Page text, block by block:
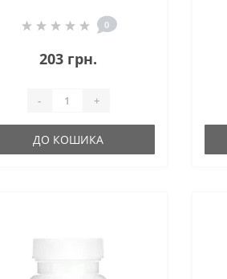
0
203 грн.
- +
ДО КОШИКА